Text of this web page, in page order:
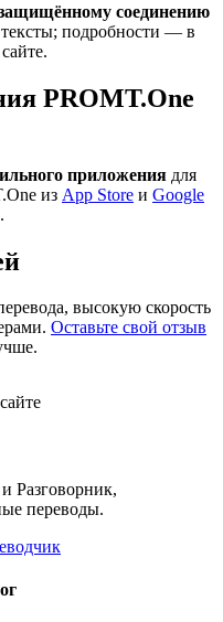
соединению
подробности — в
PROMT.One
приложения для
из App Store и Google
высокую скорость
Оставьте свой отзыв
Разговорник,
переводы.